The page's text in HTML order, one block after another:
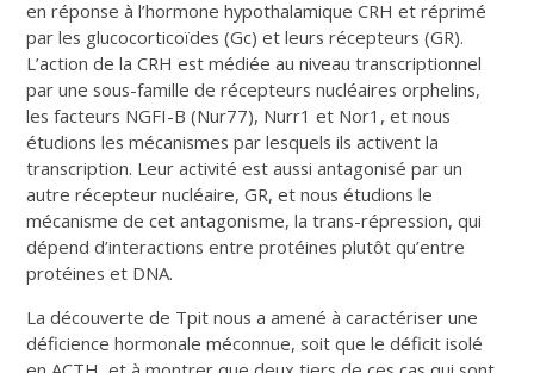
en réponse à l’hormone hypothalamique CRH et réprimé
par les glucocorticoïdes (Gc) et leurs récepteurs (GR).
L’action de la CRH est médiée au niveau transcriptionnel
par une sous-famille de récepteurs nucléaires orphelins,
les facteurs NGFI-B (Nur77), Nurr1 et Nor1, et nous
étudions les mécanismes par lesquels ils activent la
transcription. Leur activité est aussi antagonisé par un
autre récepteur nucléaire, GR, et nous étudions le
mécanisme de cet antagonisme, la trans-répression, qui
dépend d’interactions entre protéines plutôt qu’entre
protéines et DNA.
La découverte de Tpit nous a amené à caractériser une
déficience hormonale méconnue, soit que le déficit isolé